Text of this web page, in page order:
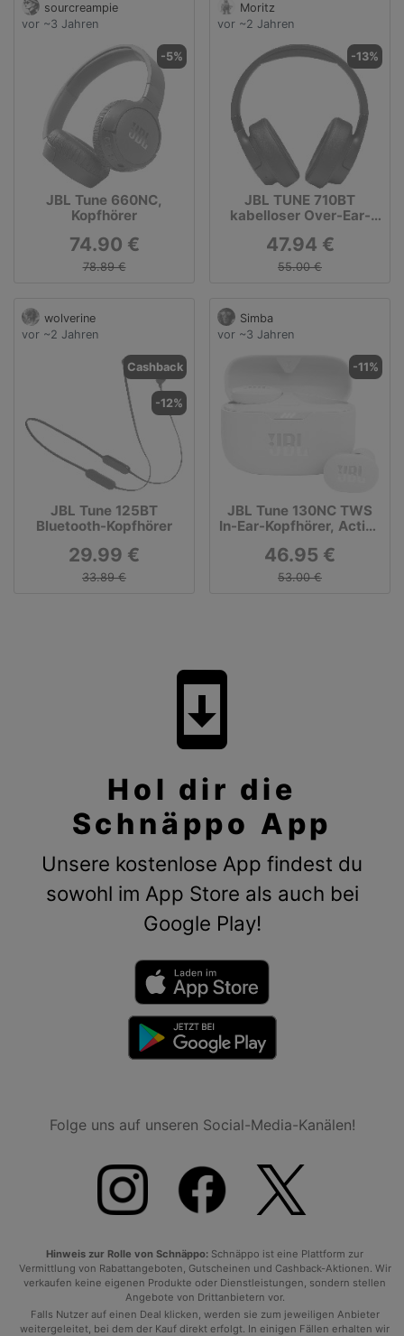
sourcreampie
vor ~3 Jahren
-5%
JBL Tune 660NC,
Kopfhörer
74.90 €
78.89 €
Moritz
vor ~2 Jahren
-13%
JBL TUNE 710BT
kabelloser Over-Ear-
(Freisprechfunktion,
Multi-Point-Verbindung)
47.94 €
55.00 €
wolverine
vor ~2 Jahren
Cashback
-12%
JBL Tune 125BT
Bluetooth-Kopfhörer
29.99 €
33.89 €
Simba
vor ~3 Jahren
-11%
JBL Tune 130NC TWS
In-Ear-Kopfhörer, Active
True Wireless, Bluetooth
46.95 €
53.00 €
system_update
Hol dir die
Schnäppo App
Unsere kostenlose App findest du
sowohl im App Store als auch bei
Google Play!
Folge uns auf unseren Social-Media-Kanälen!
Hinweis zur Rolle von Schnäppo: Schnäppo ist eine Plattform zur
Vermittlung von Rabattangeboten, Gutscheinen und Cashback-Aktionen. Wir
verkaufen keine eigenen Produkte oder Dienstleistungen, sondern stellen
Angebote von Drittanbietern vor.
Falls Nutzer auf einen Deal klicken, werden sie zum jeweiligen Anbieter
weitergeleitet, bei dem der Kauf direkt erfolgt. In einigen Fällen erhalten wir